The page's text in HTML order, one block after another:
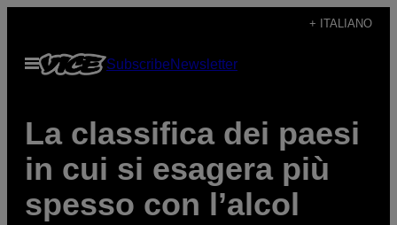
contenuto
+ ITALIANO
Apri
SubscribeNewsletter
La classifica dei paesi
in cui si esagera più
spesso con l’alcol